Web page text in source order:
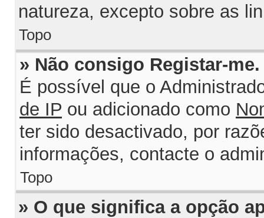
natureza, excepto sobre as
Topo
» Não consigo Registar-
É possível que o
de IP ou adicionado como
ter sido desactivado, por
informações, contacte o
Topo
» O que significa a opção